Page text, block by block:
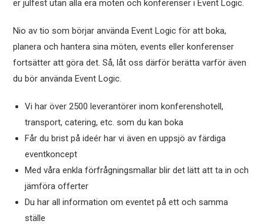
er julfest utan alla era möten och konferenser i Event Logic.
Nio av tio som börjar använda Event Logic för att boka,
planera och hantera sina möten, events eller konferenser
fortsätter att göra det. Så, låt oss därför berätta varför även
du bör använda Event Logic.
Vi har över 2500 leverantörer inom konferenshotell,
transport, catering, etc. som du kan boka
Får du brist på ideér har vi även en uppsjö av färdiga
eventkoncept
Med våra enkla förfrågningsmallar blir det lätt att ta in och
jämföra offerter
Du har all information om eventet på ett och samma
ställe